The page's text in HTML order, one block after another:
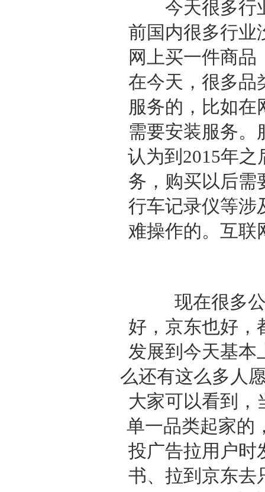
今天很多行业
前国内很多行业
网上买一件商
在今天，很多品
服务的，比如在
需要安装服务。
认为到2015年
务，购买以后需
行车记录仪等涉
难操作的。互联
现在很多公
好，京东也好，
发展到今天基本
么还有这么多人
大家可以看到，
单一品类起家的
投广告拉用户时
书、拉到京东去